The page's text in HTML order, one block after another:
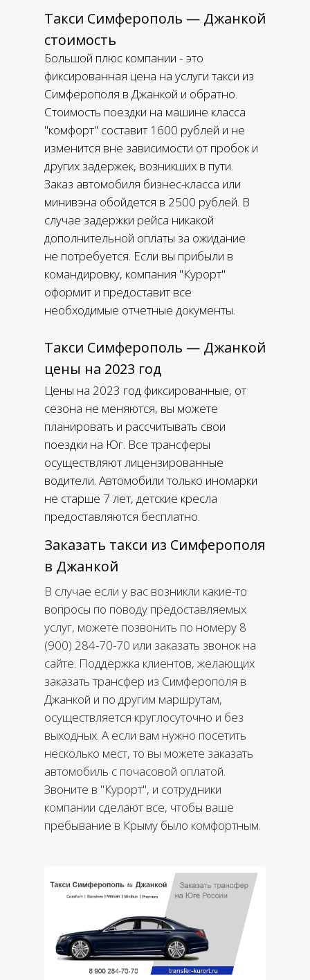
В случае если у вас возникли какие-то
вопросы по поводу предоставляемых
услуг, можете позвонить по номеру 8
(900) 284-70-70 или заказать звонок на
сайте. Поддержка клиентов, желающих
заказать трансфер из Симферополя в
Джанкой и по другим маршрутам,
осуществляется круглосуточно и без
выходных. А если вам нужно посетить
несколько мест, то вы можете заказать
автомобиль с почасовой оплатой.
Звоните в "Курорт", и сотрудники
компании сделают все, чтобы ваше
пребывание в Крыму было комфортным.
Такси Симферополь — Джанкой
стоимость
Такси Симферополь — Джанкой
цены на 2023 год
Заказать такси из Симферополя
в Джанкой
Большой плюс компании - это
фиксированная цена на услуги такси из
Симферополя в Джанкой и обратно.
Стоимость поездки на машине класса
"комфорт" составит 1600 рублей и не
изменится вне зависимости от пробок и
других задержек, возникших в пути.
Заказ автомобиля бизнес-класса или
минивэна обойдется в 2500 рублей. В
случае задержки рейса никакой
дополнительной оплаты за ожидание
не потребуется. Если вы прибыли в
командировку, компания "Курорт"
оформит и предоставит все
необходимые отчетные документы.
Цены на 2023 год фиксированные, от
сезона не меняются, вы можете
планировать и рассчитывать свои
поездки на Юг. Все трансферы
осуществляют лицензированные
водители. Автомобили только иномарки
не старше 7 лет, детские кресла
предоставляются бесплатно.